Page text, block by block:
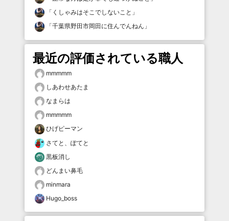
「 くしゃみはそこでしないこと 」
「千葉県野田市岡田に住んでんねん 」
最近の評価されている職人
mmmmm
しあわせあたま
なまらは
mmmmm
ひげピーマン
さてと、ぽてと
黒板消し
どんまい鼻毛
minmara
Hugo_boss